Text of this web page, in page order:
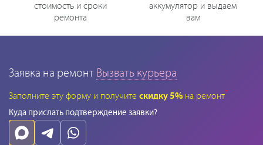
стоимость и сроки
ремонта
аккумулятор и выдаем
вам
Заявка на ремонт Вызвать курьера
Заполните эту форму и получите скидку 5% на ремонт*
Куда прислать подтверждение заявки?